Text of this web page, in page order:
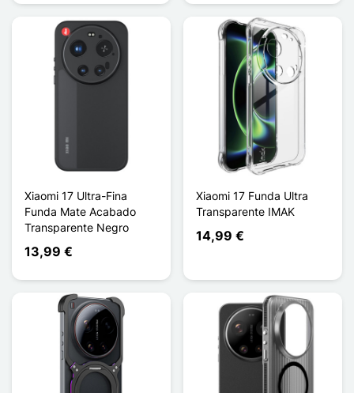
Xiaomi 17 Ultra-Fina
Funda Mate Acabado
Transparente Negro
13,99 €
Xiaomi 17 Funda Ultra
Transparente IMAK
14,99 €